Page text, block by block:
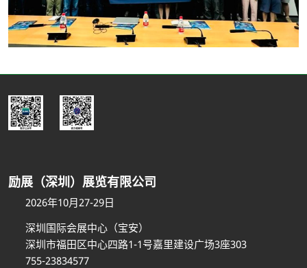
励展（深圳）展览有限公司
2026年10月27-29日
深圳国际会展中心（宝安）
深圳市福田区中心四路1-1号嘉里建设广场3座303
755-23834577